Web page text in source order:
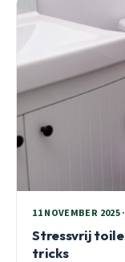
11 NOVEMBER 2025
Stressvrij
tricks